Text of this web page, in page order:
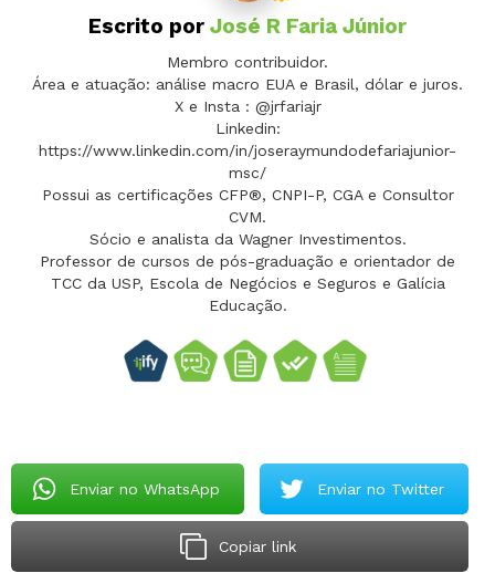
Escrito por José R Faria Júnior
Membro contribuidor.
Área e atuação: análise macro EUA e Brasil, dólar e juros.
X e Insta : @jrfariajr
Linkedin:
https://www.linkedin.com/in/joseraymundodefariajunior-
msc/
Possui as certificações CFP®, CNPI-P, CGA e Consultor
CVM.
Sócio e analista da Wagner Investimentos.
Professor de cursos de pós-graduação e orientador de
TCC da USP, Escola de Negócios e Seguros e Galícia
Educação.
Enviar no WhatsApp Enviar no Twitter
Copiar link